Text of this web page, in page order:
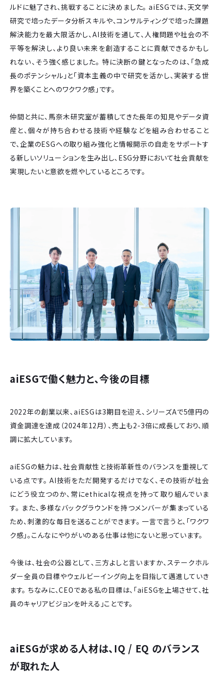
ルドに魅了され、挑戦することに決めました。 aiESGでは、天文学
研究で培ったデータ分析スキルや、コンサルティングで培った課題
解決能力を最大限活かし、AI技術を通して、人権問題や社会の不
平等を解決し、より良い未来を創造することに貢献できるかもし
れない、そう強く感じました。 特に決断の鍵となったのは、「急成
長のポテンシャル」と「資本主義の中で研究を活かし、実装する世
界を築くことへのワクワク感」です。
仲間と共に、馬奈木研究室が蓄積してきた長年の知見やデータ資
産と、個々が持ち合わせる技術や経験などを組み合わせること
で、企業のESGへの取り組み強化と情報開示の自走をサポートす
る新しいソリューションを生み出し、ESG分野において社会貢献を
実現したいと意欲を燃やしているところです。
aiESGで働く魅力と、今後の目標
2022年の創業以来、aiESGは3期目を迎え、シリーズAで5億円の
資金調達を達成（2024年12月）、売上も2-3倍に成長しており、順
調に拡大しています。
aiESGの魅力は、社会貢献性と技術革新性のバランスを重視して
いる点です。 AI技術をただ開発するだけでなく、その技術が社会
にどう役立つのか、常にethicalな視点を持って取り組んでいま
す。 また、多様なバックグラウンドを持つメンバーが集まっている
ため、刺激的な毎日を送ることができます。 一言で言うと、「ワクワ
ク感」。こんなにやりがいのある仕事は他にないと思っています。
今後は、社会の公器として、三方よしと言いますか、ステークホル
ダー全員の目標やウェルビーイング向上を目指して邁進していき
ます。 ちなみに、CEOである私の目標は、「aiESGを上場させて、社
員のキャリアビジョンを叶える」ことです。
aiESGが求める人材は、IQ / EQ のバランス
が取れた人